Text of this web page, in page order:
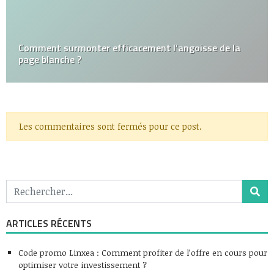
Comment surmonter efficacement l’angoisse de la
page blanche ?
Les commentaires sont fermés pour ce post.
ARTICLES RÉCENTS
Code promo Linxea : Comment profiter de l’offre en cours pour
optimiser votre investissement ?